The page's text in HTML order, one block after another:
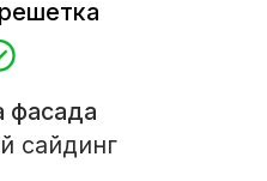
пределах